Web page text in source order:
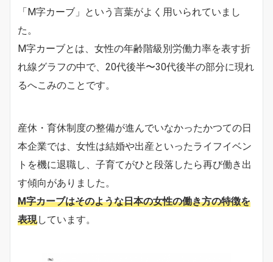
「M字カーブ」という言葉がよく用いられていまし
た。
M字カーブとは、女性の年齢階級別労働力率を表す折
れ線グラフの中で、20代後半〜30代後半の部分に現れ
るへこみのことです。
産休・育休制度の整備が進んでいなかったかつての日
本企業では、女性は結婚や出産といったライフイベン
トを機に退職し、子育てがひと段落したら再び働き出
す傾向がありました。
M字カーブはそのような日本の女性の働き方の特徴を
表現しています。